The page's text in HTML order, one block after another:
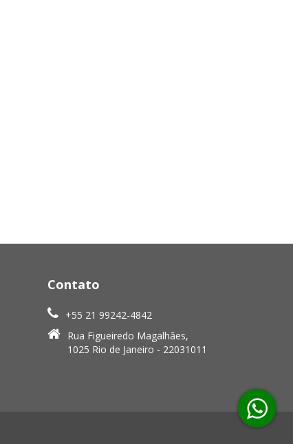
Contato
+55 21 99242-4842
Rua Figueiredo Magalhães,
1025 Rio de Janeiro - 22031011